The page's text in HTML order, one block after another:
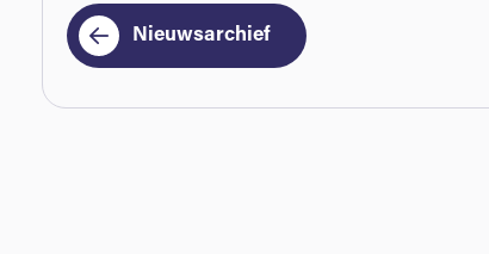
Nieuwsarchief